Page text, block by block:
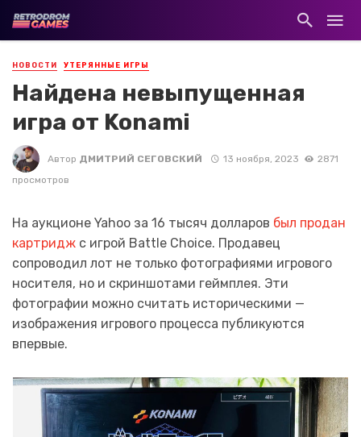
НОВОСТИ УТЕРЯННЫЕ ИГРЫ
Найдена невыпущенная
игра от Konami
Автор ДМИТРИЙ СЕГОВСКИЙ 13 ноября, 2023
2871
просмотров
На аукционе Yahoo за 16 тысяч долларов был продан
картридж с игрой Battle Choice. Продавец
сопроводил лот не только фотографиями игрового
носителя, но и скриншотами геймплея. Эти
фотографии можно считать историческими —
изображения игрового процесса публикуются
впервые.